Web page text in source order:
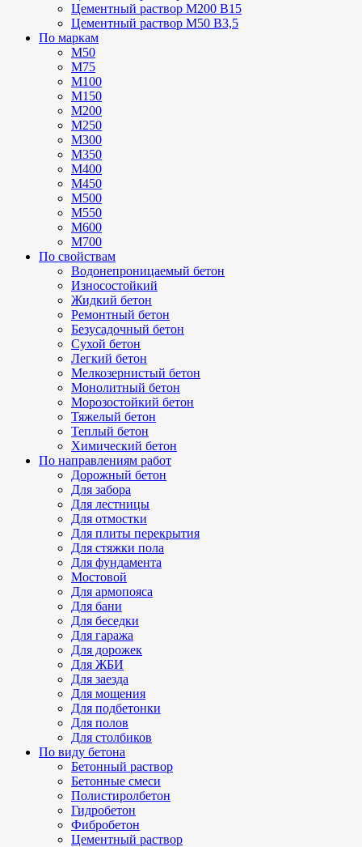
Цементный раствор М200 В15
Цементный раствор М50 В3,5
По маркам
М50
М75
М100
М150
М200
М250
М300
М350
М400
М450
М500
М550
М600
М700
По свойствам
Водонепроницаемый бетон
Износостойкий
Жидкий бетон
Ремонтный бетон
Безусадочный бетон
Сухой бетон
Легкий бетон
Мелкозернистый бетон
Монолитный бетон
Морозостойкий бетон
Тяжелый бетон
Теплый бетон
Химический бетон
По направлениям работ
Дорожный бетон
Для забора
Для лестницы
Для отмостки
Для плиты перекрытия
Для стяжки пола
Для фундамента
Мостовой
Для армопояса
Для бани
Для беседки
Для гаража
Для дорожек
Для ЖБИ
Для заезда
Для мощения
Для подбетонки
Для полов
Для столбиков
По виду бетона
Бетонный раствор
Бетонные смеси
Полистиролбетон
Гидробетон
Фибробетон
Цементный раствор